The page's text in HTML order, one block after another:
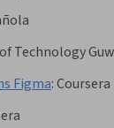
Technology
Figma:Coursera